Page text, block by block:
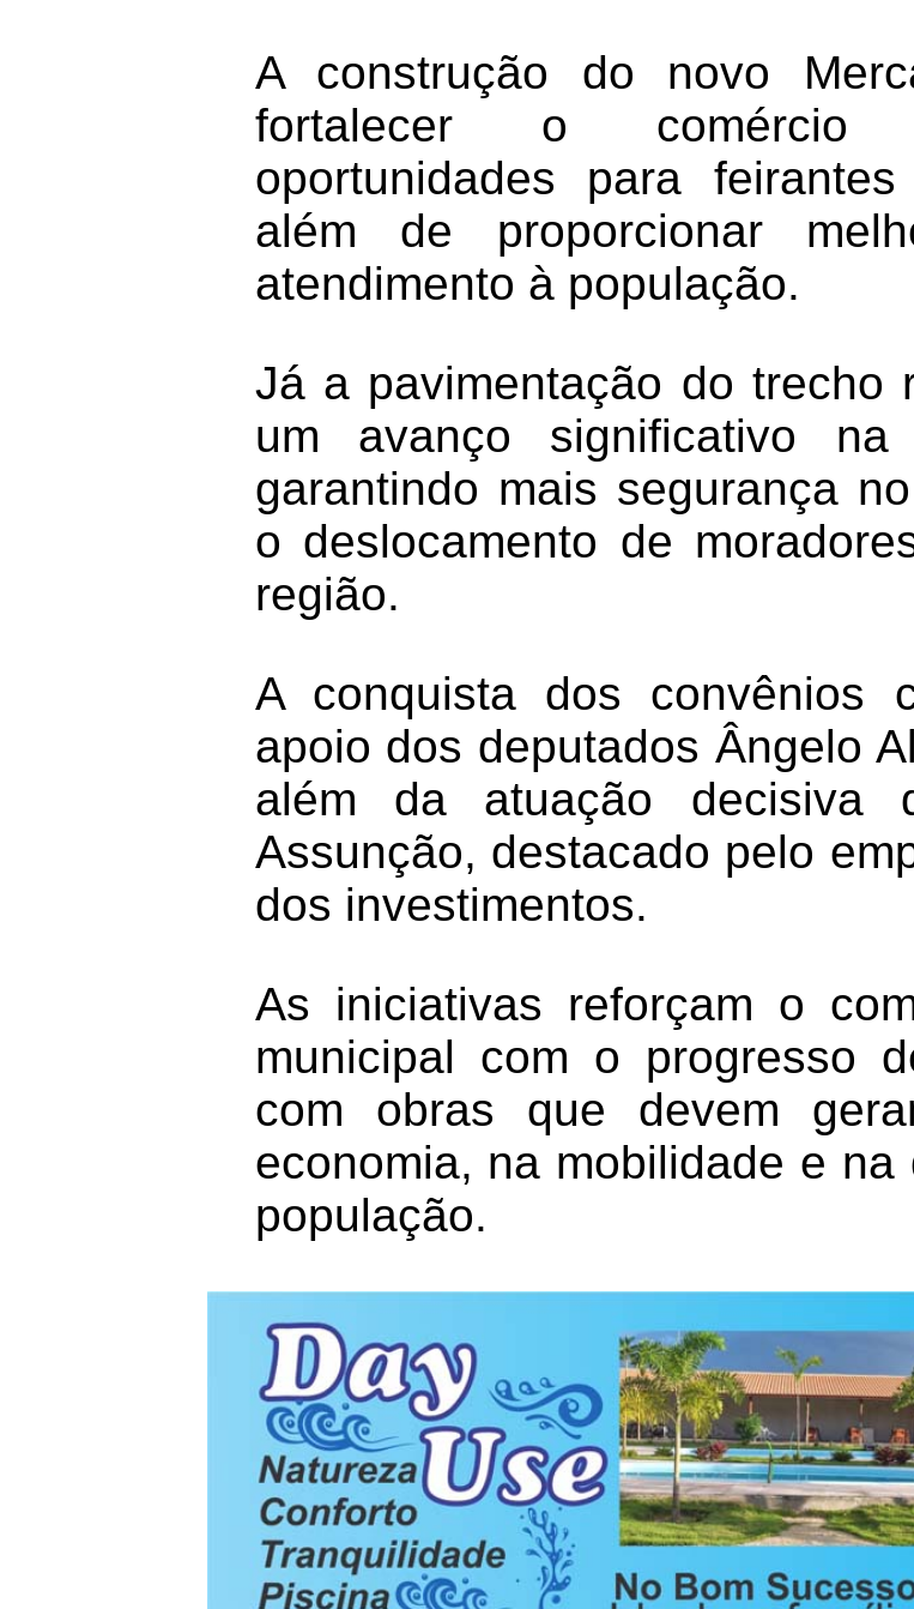
A construção do novo
fortalecer o comércio
oportunidades para
além de proporcionar
atendimento à população.
Já a pavimentação do trecho
um avanço significativo na
garantindo mais segurança
o deslocamento de
região.
A conquista dos convênios
apoio dos deputados Ângelo
além da atuação decisiva
Assunção, destacado pelo
dos investimentos.
As iniciativas reforçam o
municipal com o progresso
com obras que devem
economia, na mobilidade e
população.